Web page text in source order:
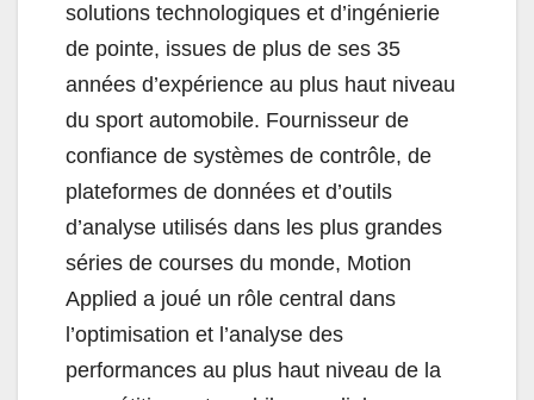
solutions technologiques et d’ingénierie
de pointe, issues de plus de ses 35
années d’expérience au plus haut niveau
du sport automobile. Fournisseur de
confiance de systèmes de contrôle, de
plateformes de données et d’outils
d’analyse utilisés dans les plus grandes
séries de courses du monde, Motion
Applied a joué un rôle central dans
l’optimisation et l’analyse des
performances au plus haut niveau de la